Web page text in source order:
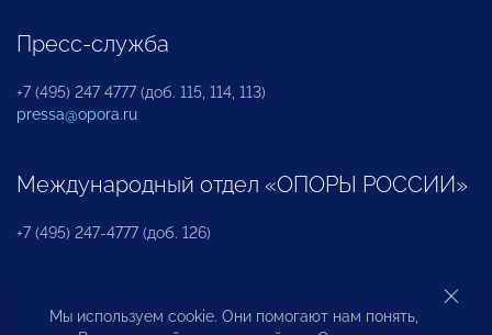
Пресс-служба
+7 (495) 247 4777 (доб. 115, 114, 113)
pressa@opora.ru
Международный отдел «ОПОРЫ РОССИИ»
+7 (495) 247-4777 (доб. 126)
Бюро по защите прав предпринимателей и
Мы используем cookie. Они помогают нам понять,